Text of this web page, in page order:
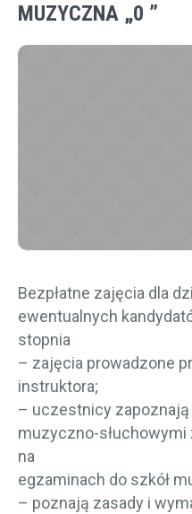
MUZYCZNA „0 ”
Bezpłatne zajęcia dla
ewentualnych
stopnia
– zajęcia prowadzone
instruktora;
– uczestnicy zapoznają
muzyczno-
na
egzaminach do szkół
– poznają zasady i